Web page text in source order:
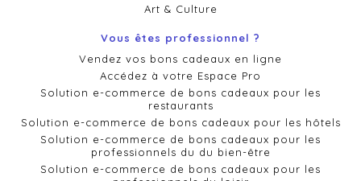
Art & Culture
Vous êtes professionnel ?
Vendez vos bons cadeaux en ligne
Accédez à votre Espace Pro
Solution e-commerce de bons cadeaux pour les
restaurants
Solution e-commerce de bons cadeaux pour les hôtels
Solution e-commerce de bons cadeaux pour les
professionnels du du bien-être
Solution e-commerce de bons cadeaux pour les